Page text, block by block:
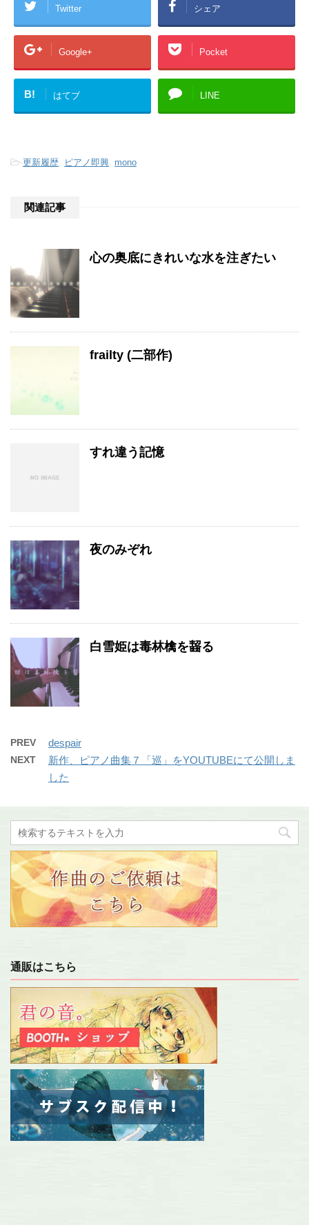
Twitter シェア
Google+ Pocket
B! はてブ LINE
-更新履歴, ピアノ即興, mono
関連記事
心の奥底にきれいな水を注ぎたい
frailty (二部作)
すれ違う記憶
夜のみぞれ
白雪姫は毒林檎を齧る
PREV despair
NEXT
新作、ピアノ曲集７「巡」をYOUTUBEにて公開しま
した
通販はこちら